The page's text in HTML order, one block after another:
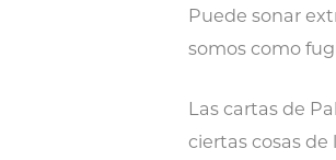
Puede sonar
somos como
Las cartas de
ciertas cosas de